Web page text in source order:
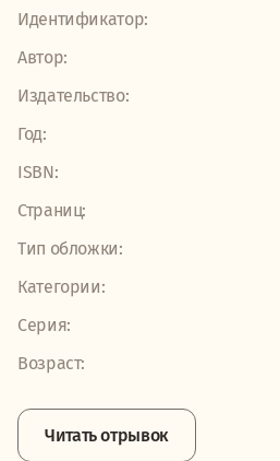
Идентификатор:
Автор:
Издательство:
Год:
ISBN:
Страниц:
Тип обложки:
Категории:
Серия:
Возраст:
Читать отрывок